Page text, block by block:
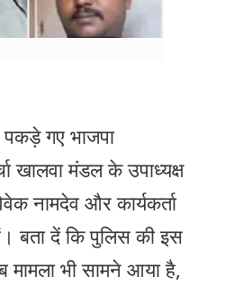
पकड़े गए भाजपा
खालवा मंडल के उपाध्यक्ष
नामदेव और कार्यकर्ता
बता दें कि पुलिस की इस
मामला भी सामने आया है,